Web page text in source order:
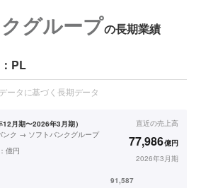
グループの長期業績
PL
ータに基づく長期データ
月期〜2026年3月期）
ク → ソフトバンクグループ
億円
直近の売上高
77,986億円
2026年3月期